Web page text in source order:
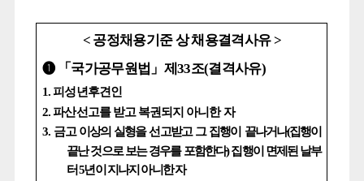
< 공정채용기준 상 채용결격사유>
➊ 「 국가공무원법 」 제 33조(결격사유)
1.피성년후견인
2.파산선고를 받고 복권되지 아니한 자
3. 금고 이상의 실형을 선고받고 그 집행이 끝나거나(집행이
끝난 것으로 보는 경우를 포함한다)집행이 면제된 날부
터5년이 지나지 아니한 자